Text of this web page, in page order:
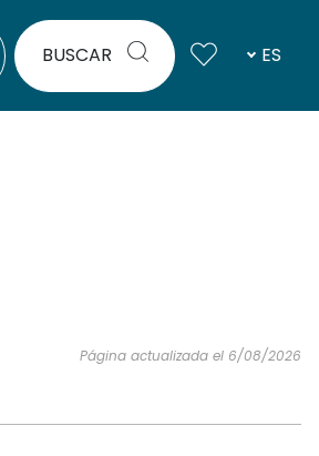
BUSCAR ES
Página actualizada el 6/08/2026